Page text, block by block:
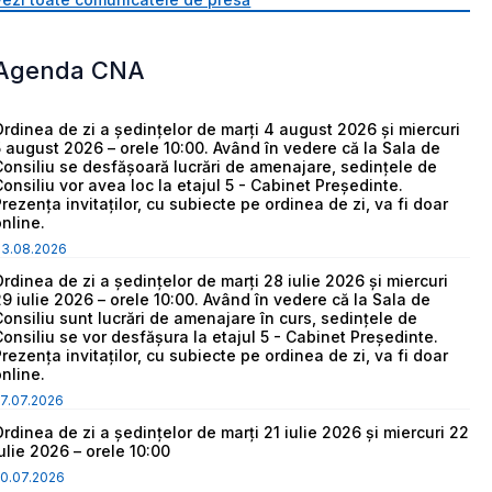
CNA
de zi a ședințelor de marți 4 august 2026 și miercuri
august 2026 – orele 10:00. Având în vedere că la Sala de
se desfășoară lucrări de amenajare, sedințele de
vor avea loc la etajul 5 - Cabinet Președinte.
invitaților, cu subiecte pe ordinea de zi, va fi doar
de zi a ședințelor de marți 28 iulie 2026 și miercuri
iulie 2026 – orele 10:00. Având în vedere că la Sala de
sunt lucrări de amenajare în curs, sedințele de
se vor desfășura la etajul 5 - Cabinet Președinte.
invitaților, cu subiecte pe ordinea de zi, va fi doar
de zi a ședințelor de marți 21 iulie 2026 și miercuri 22
2026 – orele 10:00